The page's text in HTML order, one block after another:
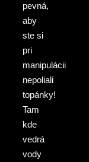
pevná,
aby
ste si
pri
manipulácii
nepoliali
topánky!
Tam
kde
vedrá
vody